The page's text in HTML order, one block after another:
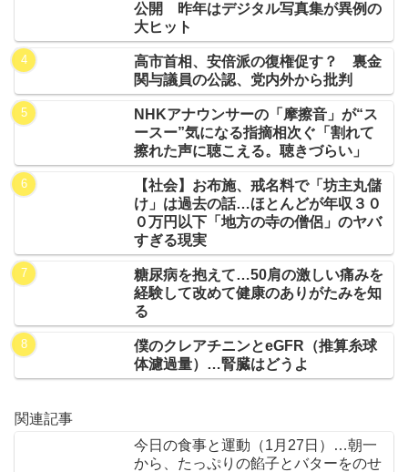
公開 昨年はデジタル写真集が異例の
大ヒット
高市首相、安倍派の復権促す？ 裏金
関与議員の公認、党内外から批判
NHKアナウンサーの「摩擦音」が“ス
ースー”気になる指摘相次ぐ「割れて
擦れた声に聴こえる。聴きづらい」
【社会】お布施、戒名料で「坊主丸儲
け」は過去の話…ほとんどが年収３０
０万円以下「地方の寺の僧侶」のヤバ
すぎる現実
糖尿病を抱えて…50肩の激しい痛みを
経験して改めて健康のありがたみを知
る
僕のクレアチニンとeGFR（推算糸球
体濾過量）…腎臓はどうよ
関連記事
今日の食事と運動（1月27日）…朝一
から、たっぷりの餡子とバターをのせ